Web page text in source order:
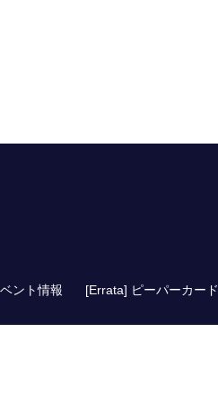
ント情報 [Errata] ピーパーカード